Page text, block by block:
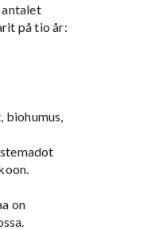
antalet
på tio år:
biohumus,
on